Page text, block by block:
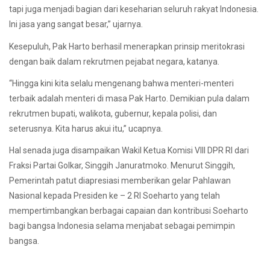
tapi juga menjadi bagian dari keseharian seluruh rakyat Indonesia.
Ini jasa yang sangat besar,” ujarnya.
Kesepuluh, Pak Harto berhasil menerapkan prinsip meritokrasi
dengan baik dalam rekrutmen pejabat negara, katanya.
“Hingga kini kita selalu mengenang bahwa menteri-menteri
terbaik adalah menteri di masa Pak Harto. Demikian pula dalam
rekrutmen bupati, walikota, gubernur, kepala polisi, dan
seterusnya. Kita harus akui itu,” ucapnya.
Hal senada juga disampaikan Wakil Ketua Komisi VIII DPR RI dari
Fraksi Partai Golkar, Singgih Januratmoko. Menurut Singgih,
Pemerintah patut diapresiasi memberikan gelar Pahlawan
Nasional kepada Presiden ke – 2 RI Soeharto yang telah
mempertimbangkan berbagai capaian dan kontribusi Soeharto
bagi bangsa Indonesia selama menjabat sebagai pemimpin
bangsa.